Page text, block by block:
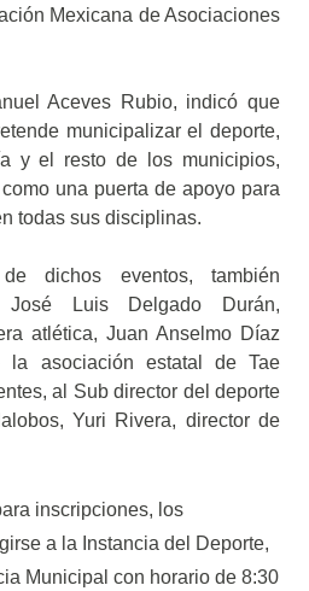
Mexicana de Asociaciones
Aceves Rubio, indicó que
municipalizar el deporte,
y el resto de los municipios,
una puerta de apoyo para
todas sus disciplinas.
dichos eventos, también
José Luis Delgado Durán,
atlética, Juan Anselmo Díaz
la asociación estatal de Tae
al Sub director del deporte
Yuri Rivera, director de
inscripciones, los
a la Instancia del Deporte,
Municipal con horario de 8:30